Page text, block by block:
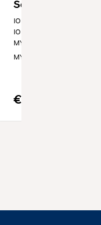
Schwarz
IONIQ 6 BASE LINE Long
IONIQ 6 BASE LINE Short
MY23, IONIQ 6 Comfort
MY26
€ 72,-*